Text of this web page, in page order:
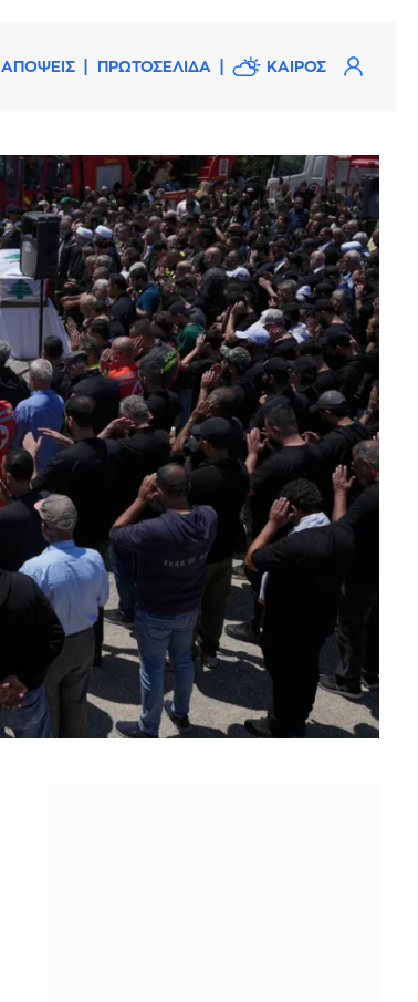
ΑΠΟΨΕΙΣ ΠΡΩΤΟΣΕΛΙΔΑ ΚΑΙΡΟΣ